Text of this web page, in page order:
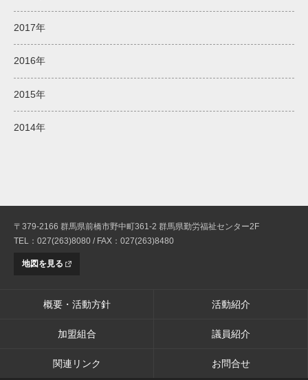
2017年
2016年
2015年
2014年
〒379-2166 群馬県前橋市野中町361-2 群馬県勤労福祉センター2F
TEL：027(263)8080 / FAX：027(263)8480
地図を見る
概要・活動方針 活動紹介
加盟組合 議員紹介
関連リンク お問合せ